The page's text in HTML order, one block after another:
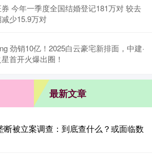
今年一季度全国结婚登记181万对 较去
少15.9万对
劲销10亿！2025白云豪宅新排面，中建·
首开火爆出圈！
最新文章
断被立案调查：到底查什么？或面临数